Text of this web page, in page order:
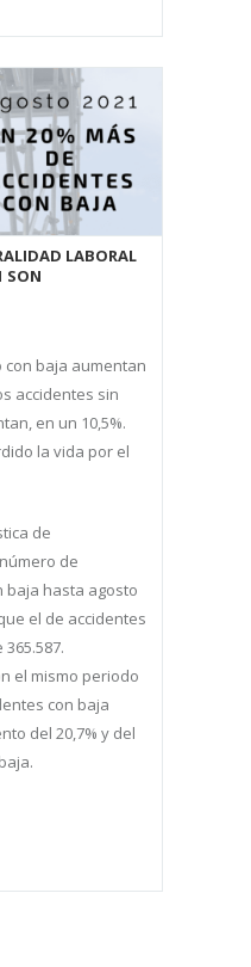
LABORAL
SON
con baja aumentan
accidentes sin
en un 10,5%.
la vida por el
de
de
baja hasta agosto
el de accidentes
el mismo periodo
con baja
del 20,7% y del